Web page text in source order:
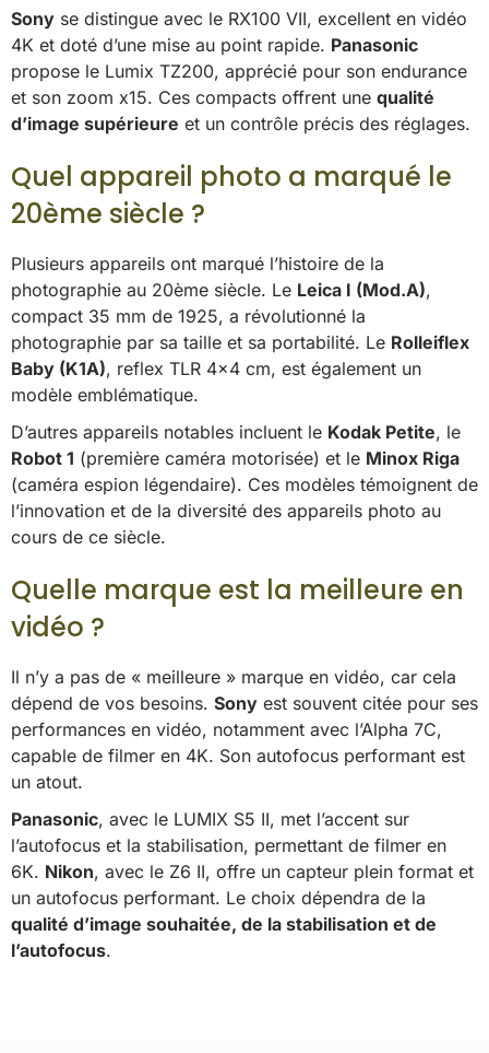
Sony se distingue avec le RX100 VII, excellent en vidéo
4K et doté d’une mise au point rapide. Panasonic
propose le Lumix TZ200, apprécié pour son endurance
et son zoom x15. Ces compacts offrent une qualité
d’image supérieure et un contrôle précis des réglages.
Quel appareil photo a marqué le
20ème siècle ?
Plusieurs appareils ont marqué l’histoire de la
photographie au 20ème siècle. Le Leica I (Mod.A),
compact 35 mm de 1925, a révolutionné la
photographie par sa taille et sa portabilité. Le Rolleiflex
Baby (K1A), reflex TLR 4×4 cm, est également un
modèle emblématique.
D’autres appareils notables incluent le Kodak Petite, le
Robot 1 (première caméra motorisée) et le Minox Riga
(caméra espion légendaire). Ces modèles témoignent de
l’innovation et de la diversité des appareils photo au
cours de ce siècle.
Quelle marque est la meilleure en
vidéo ?
Il n’y a pas de « meilleure » marque en vidéo, car cela
dépend de vos besoins. Sony est souvent citée pour ses
performances en vidéo, notamment avec l’Alpha 7C,
capable de filmer en 4K. Son autofocus performant est
un atout.
Panasonic, avec le LUMIX S5 II, met l’accent sur
l’autofocus et la stabilisation, permettant de filmer en
6K. Nikon, avec le Z6 II, offre un capteur plein format et
un autofocus performant. Le choix dépendra de la
qualité d’image souhaitée, de la stabilisation et de
l’autofocus.